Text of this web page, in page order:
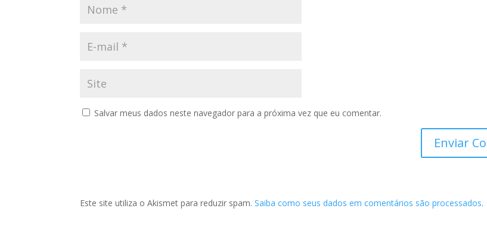
Salvar meus dados neste navegador para a próxima vez que eu comentar.
Este site utiliza o Akismet para reduzir spam.Saiba como seus dados em comentários são processados.